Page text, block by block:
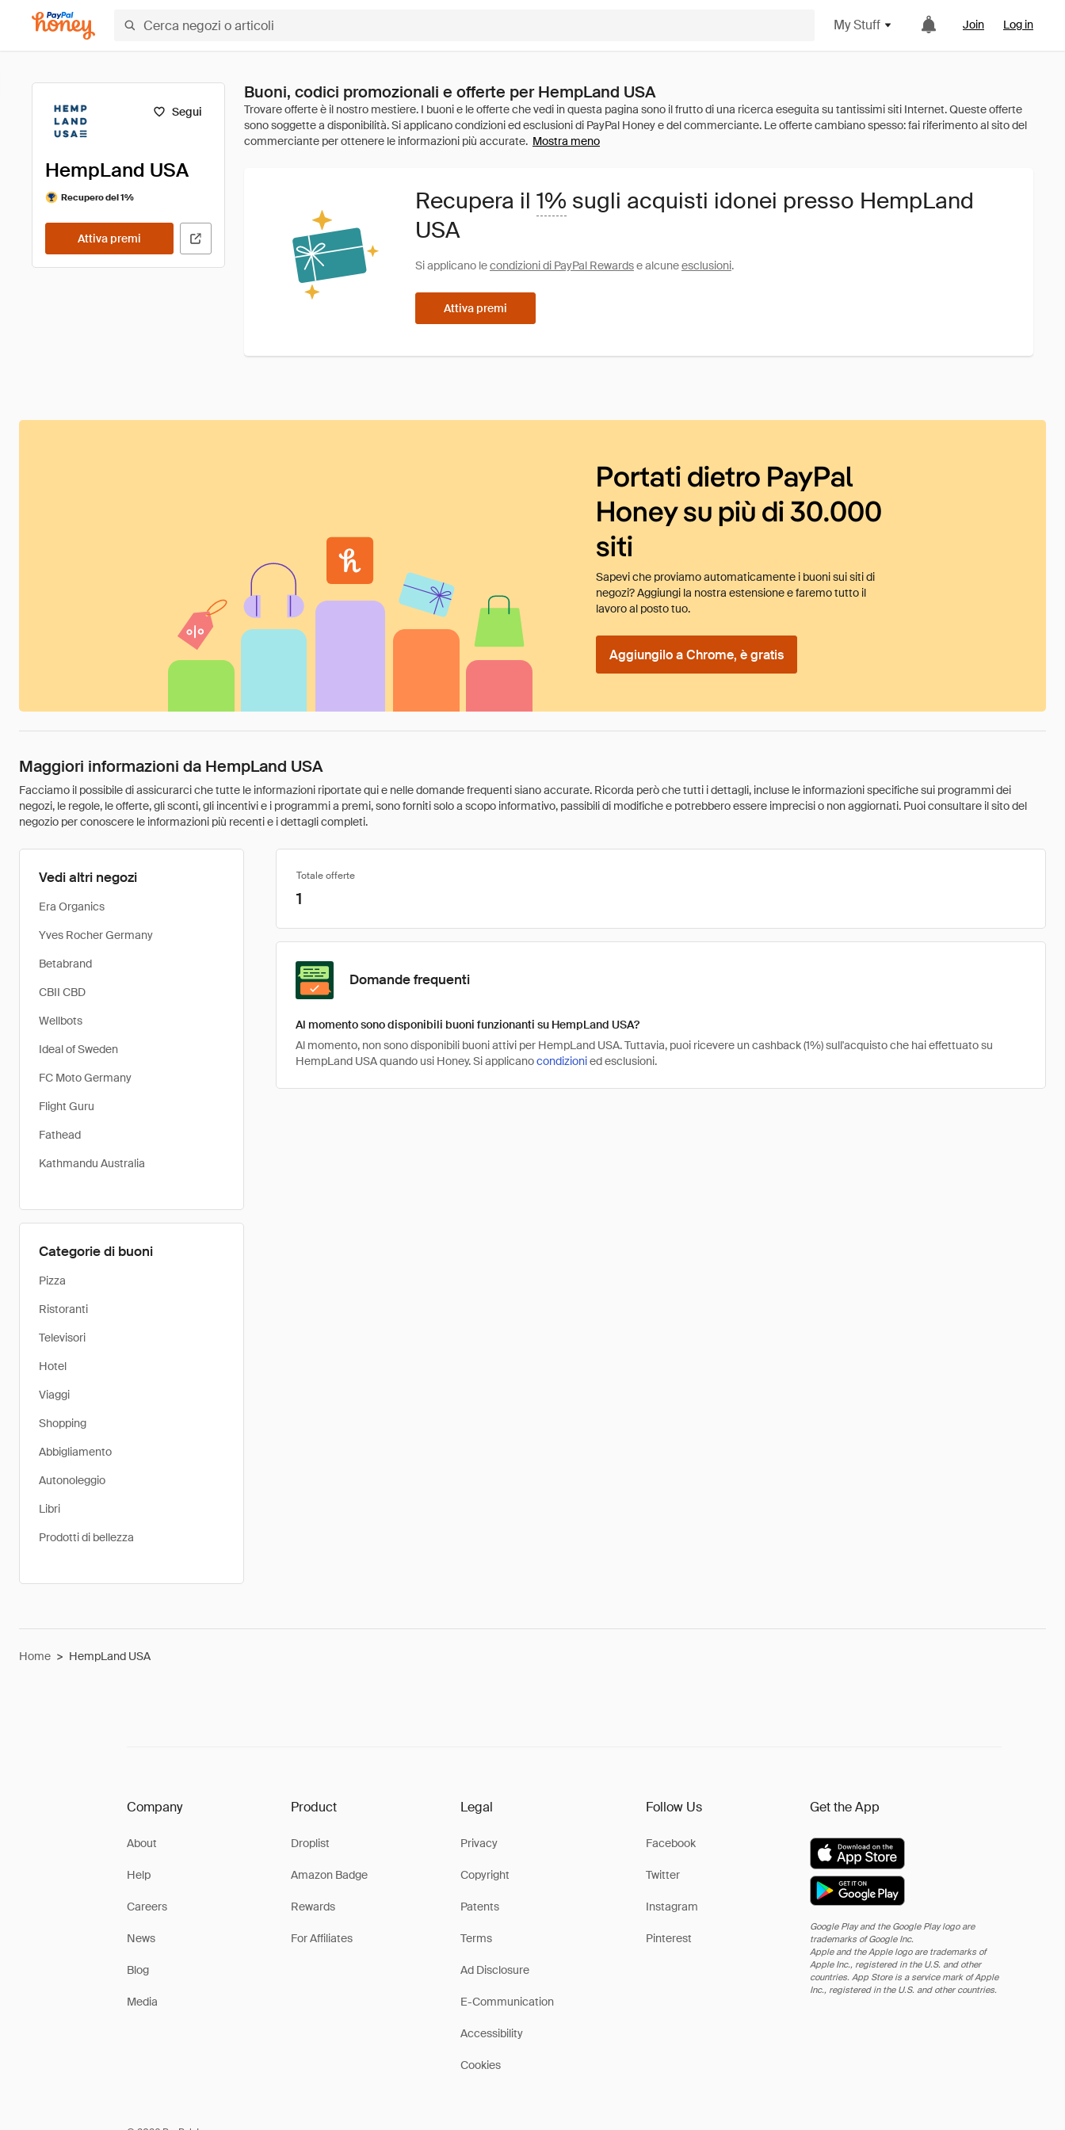
My Stuff Join Log in
Segui
HempLand USA
Recupero del 1%
Attiva premi
Buoni, codici promozionali e offerte per HempLand USA
Mostra meno
Recupera il 1% sugli acquisti idonei presso HempLand
USA
Si applicano lecondizioni di PayPal Rewardse alcuneesclusioni.
Attiva premi
Portati dietro PayPal
Honey su più di 30.000
siti
Sapevi che proviamo automaticamente i buoni sui siti di
negozi? Aggiungi la nostra estensione e faremo tutto il
lavoro al posto tuo.
Aggiungilo a Chrome, è gratis
Maggiori informazioni da HempLand USA
Facciamo il possibile di assicurarci che tutte le informazioni riportate qui e nelle domande frequenti siano accurate. Ricorda però che tutti i dettagli, incluse le informazioni specifiche sui programmi dei
negozi, le regole, le offerte, gli sconti, gli incentivi e i programmi a premi, sono forniti solo a scopo informativo, passibili di modifiche e potrebbero essere imprecisi o non aggiornati. Puoi consultare il sito del
negozio per conoscere le informazioni più recenti e i dettagli completi.
Vedi altri negozi
Era Organics
Yves Rocher Germany
Betabrand
CBII CBD
Wellbots
Ideal of Sweden
FC Moto Germany
Flight Guru
Fathead
Kathmandu Australia
Categorie di buoni
Pizza
Ristoranti
Televisori
Hotel
Viaggi
Shopping
Abbigliamento
Autonoleggio
Libri
Prodotti di bellezza
Totale offerte
1
Domande frequenti
Al momento sono disponibili buoni funzionanti su HempLand USA?
Al momento, non sono disponibili buoni attivi per HempLand USA. Tuttavia, puoi ricevere un cashback (1%) sull'acquisto che hai effettuato su
HempLand USA quando usi Honey. Si applicanocondizionied esclusioni.
Home > HempLand USA
Company
About
Help
Careers
News
Blog
Media
Product
Droplist
Amazon Badge
Rewards
For Affiliates
Legal
Privacy
Copyright
Patents
Terms
Ad Disclosure
E-Communication
Accessibility
Cookies
Follow Us
Facebook
Twitter
Instagram
Pinterest
Get the App
Google Play and the Google Play logo are
trademarks of Google Inc.
Apple and the Apple logo are trademarks of
Apple Inc., registered in the U.S. and other
countries. App Store is a service mark of Apple
Inc., registered in the U.S. and other countries.